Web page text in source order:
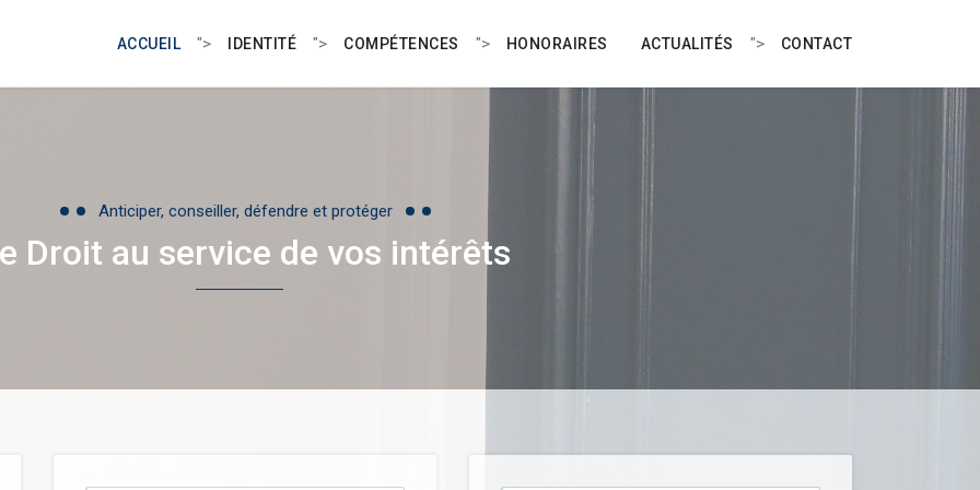
ACCUEIL "> IDENTITÉ "> COMPÉTENCES "> HONORAIRES ACTUALITÉS "> CONTACT
Anticiper, conseiller, défendre et protéger
Droit au service de vos intérêts